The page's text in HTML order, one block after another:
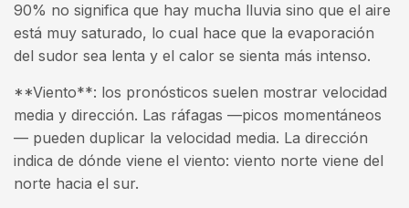
90% no significa que hay mucha lluvia sino que el aire
está muy saturado, lo cual hace que la evaporación
del sudor sea lenta y el calor se sienta más intenso.
**Viento**: los pronósticos suelen mostrar velocidad
media y dirección. Las ráfagas —picos momentáneos
— pueden duplicar la velocidad media. La dirección
indica de dónde viene el viento: viento norte viene del
norte hacia el sur.